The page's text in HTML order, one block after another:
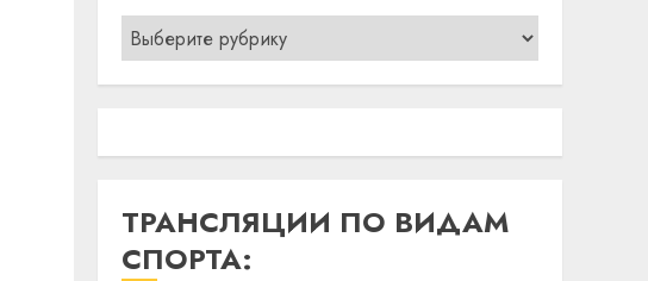
Рубрики
ТРАНСЛЯЦИИ ПО ВИДАМ
СПОРТА: